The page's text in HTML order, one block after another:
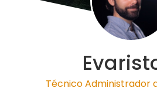
Técnico Administrador